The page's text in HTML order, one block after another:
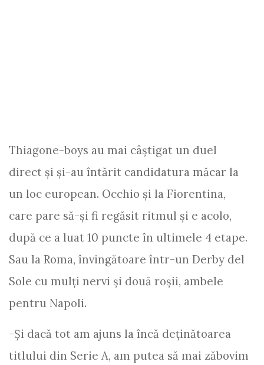
Thiagone-boys au mai câștigat un duel
direct și și-au întărit candidatura măcar la
un loc european. Occhio și la Fiorentina,
care pare să-și fi regăsit ritmul și e acolo,
după ce a luat 10 puncte în ultimele 4 etape.
Sau la Roma, învingătoare într-un Derby del
Sole cu mulți nervi și două roșii, ambele
pentru Napoli.
-Și dacă tot am ajuns la încă deținătoarea
titlului din Serie A, am putea să mai zăbovim